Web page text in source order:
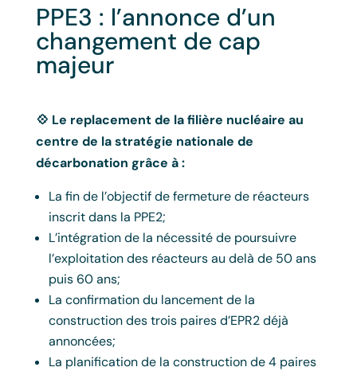
PPE3 : l’annonce d’un
changement de cap
majeur
💠 Le replacement de la filière nucléaire au
centre de la stratégie nationale de
décarbonation grâce à :
La fin de l’objectif de fermeture de réacteurs
inscrit dans la PPE2;
L’intégration de la nécessité de poursuivre
l’exploitation des réacteurs au delà de 50 ans
puis 60 ans;
La confirmation du lancement de la
construction des trois paires d’EPR2 déjà
annoncées;
La planification de la construction de 4 paires